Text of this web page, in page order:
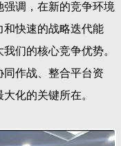
调，在新的竞争环境
快速的战略迭代能
们的核心竞争优势。
同作战、整合平台资
化的关键所在。